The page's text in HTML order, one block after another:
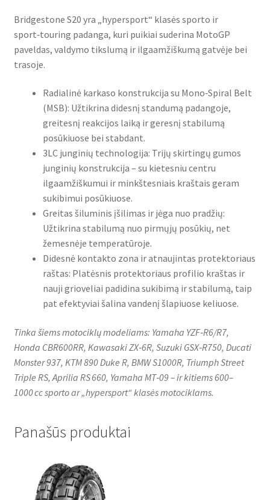
Bridgestone S20 yra „hypersport“ klasės sporto ir
sport‑touring padanga, kuri puikiai suderina MotoGP
paveldas, valdymo tikslumą ir ilgaamžiškumą gatvėje bei
trasoje.
Radialinė karkaso konstrukcija su Mono‑Spiral Belt
(MSB): Užtikrina didesnį standumą padangoje,
greitesnį reakcijos laiką ir geresnį stabilumą
posūkiuose bei stabdant.
3LC junginių technologija: Trijų skirtingų gumos
junginių konstrukcija – su kietesniu centru
ilgaamžiškumui ir minkštesniais kraštais geram
sukibimui posūkiuose.
Greitas šiluminis įšilimas ir jėga nuo pradžių:
Užtikrina stabilumą nuo pirmųjų posūkių, net
žemesnėje temperatūroje.
Didesnė kontakto zona ir atnaujintas protektoriaus
raštas: Platėsnis protektoriaus profilio kraštas ir
nauji grioveliai padidina sukibimą ir stabilumą, taip
pat efektyviai šalina vandenį šlapiuose keliuose.
Tinka šiems motociklų modeliams: Yamaha YZF‑R6/R7,
Honda CBR600RR, Kawasaki ZX‑6R, Suzuki GSX‑R750, Ducati
Monster 937, KTM 890 Duke R, BMW S1000R, Triumph Street
Triple RS, Aprilia RS 660, Yamaha MT‑09 – ir kitiems 600–
1000 cc sporto ar „hypersport“ klasės motociklams.
Panašūs produktai